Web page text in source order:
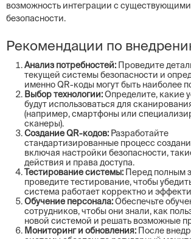
возможность интеграции с
безопасности.
Рекомендации по
Анализ потребностей: Проведите
текущей системы безопасности и
именно QR-коды могут быть наиболее
Выбор технологии:Определите, какие
будут использоваться для
(например, смартфоны или
сканеры).
Создание QR-кодов: Разработайте
стандартизированные процесс
включая настройки безопасности,
действия и права доступа.
Тестирование системы: Перед полным
проведите тестирование, чтобы
система работает корректно и
Обучение персонала:Обеспечьте
сотрудников, чтобы они знали, как
новой системой и решать возможные
Мониторинг и обновления: После